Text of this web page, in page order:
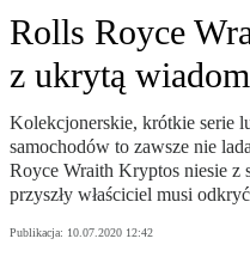
Rolls Royce
z ukrytą
Kolekcjonerskie, krótkie serie
samochodów to zawsze nie
Royce Wraith Kryptos niesie z
przyszły właściciel musi
Publikacja: 10.07.2020 12:42